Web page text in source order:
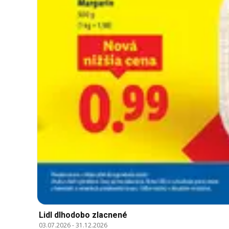
Lidl dlhodobo zlacnené
03.07.2026-31.12.2026